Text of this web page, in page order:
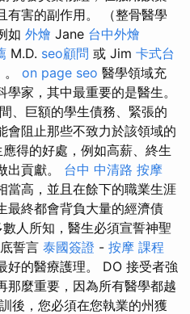
有害的副作用。 （整骨醫學
如 外燴 Jane 台中外燴
M.D. seo顧問 或 Jim 卡式台
on page seo 醫學領域充
家，其中最重要的是醫生。
、巨額的學生債務、緊張的
會阻止那些不致力於該領域的
得的好處，例如高薪、終生
出貢獻。 台中 中清路 按摩
當高，並且在餘下的職業生涯
最終都會背負大量的經濟債
人所知，醫生必須宣誓神聖
誓言 泰國簽證 - 按摩 課程
好的醫療護理。 DO 接受者強
那麼重要，因為所有醫學都越
後，您必須在您執業的州獲